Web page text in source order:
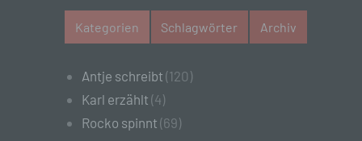
Kategorien Schlagwörter Archiv
Antje schreibt (120)
Karl erzählt (4)
Rocko spinnt (69)